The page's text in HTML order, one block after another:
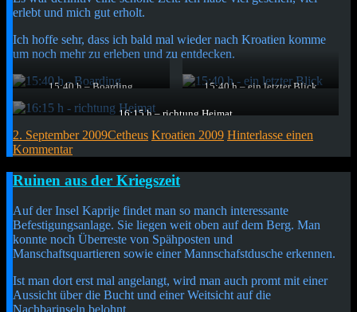
erlebt und mich gut erholt.
Ich hoffe sehr, dass ich bald mal wieder nach Kroatien komme
um noch mehr zu erleben und zu entdecken.
15:40 h – Boarding
stand schon bereit.
15:40 h – ein letzter Blick
16:15 h – richtung Heimat
2. September 2009Cetheus Kroatien 2009 Hinterlasse einen
Kommentar
Kurzmitteilung
Ruinen aus der Kriegszeit
Auf der Insel Kaprije findet man so manch interessante
Befestigungsanlage. Sie liegen weit oben auf dem Berg. Man
konnte noch Überreste von Spähposten und
Manschaftsquartieren sowie einer Mannschafstdusche erkennen.
Ist man dort erst mal angelangt, wird man auch promt mit einer
Aussicht über die Bucht und einer Weitsicht auf die